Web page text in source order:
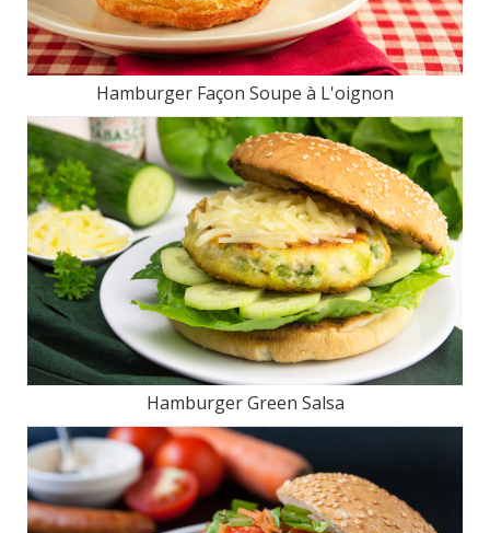
Hamburger Façon Soupe à L'oignon
Hamburger Green Salsa